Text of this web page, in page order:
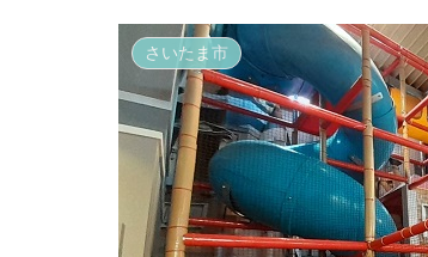
さいたま市